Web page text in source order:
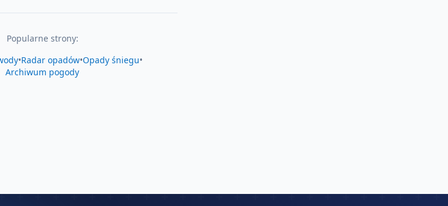
Popularne strony:
•Radar opadów•Opady śniegu•
Archiwum pogody